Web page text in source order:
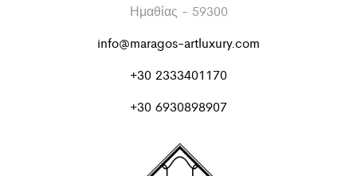
Ημαθίας - 59300
info@maragos-artluxury.com
+30 2333401170
+30 6930898907